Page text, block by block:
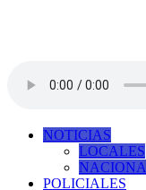
NOTICIAS
LOCALES
POLICIALES